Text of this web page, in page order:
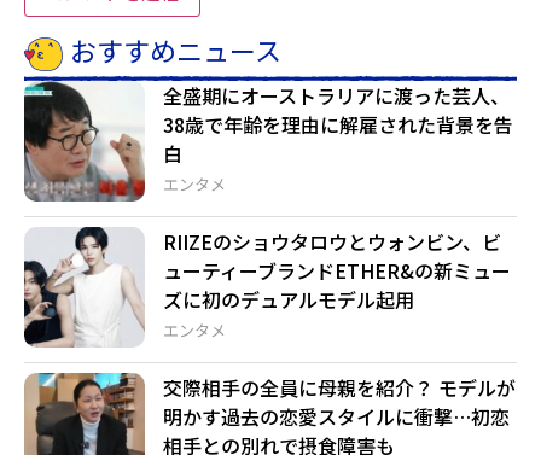
おすすめニュース
エンタメ
全盛期にオーストラリアに渡った芸人、
38歳で年齢を理由に解雇された背景を告
白
エンタメ
RIIZEのショウタロウとウォンビン、ビ
ューティーブランドETHER&の新ミュー
ズに初のデュアルモデル起用
交際相手の全員に母親を紹介？ モデルが
明かす過去の恋愛スタイルに衝撃…初恋
相手との別れで摂食障害も